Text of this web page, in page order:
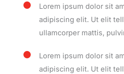
Lorem ipsum dolor sit
adipiscing elit. Ut elit
ullamcorper mattis,
Lorem ipsum dolor sit
adipiscing elit. Ut elit